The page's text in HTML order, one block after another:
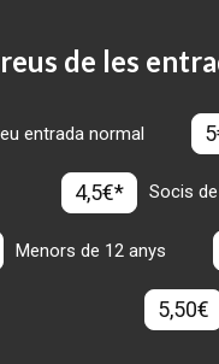
de les
entrada normal
4,5€* Socis
Menors de 12 anys
5,50€